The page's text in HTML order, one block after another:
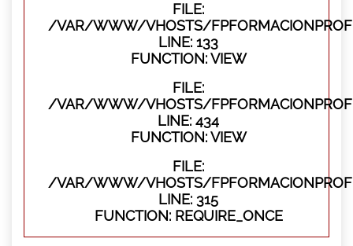
FILE:
/VAR/WWW/VHOSTS/
LINE: 133
FUNCTION: VIEW
FILE:
/VAR/WWW/VHOSTS/
LINE: 434
FUNCTION: VIEW
FILE:
/VAR/WWW/VHOSTS/
LINE: 315
FUNCTION: REQUIRE_ONCE